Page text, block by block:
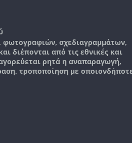
φωτογραφιών, σχεδιαγραμμάτων,
διέπονται από τις εθνικές και
ρητά η αναπαραγωγή,
τροποποίηση με